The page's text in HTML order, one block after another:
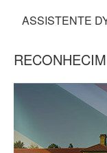
ASSISTENTE